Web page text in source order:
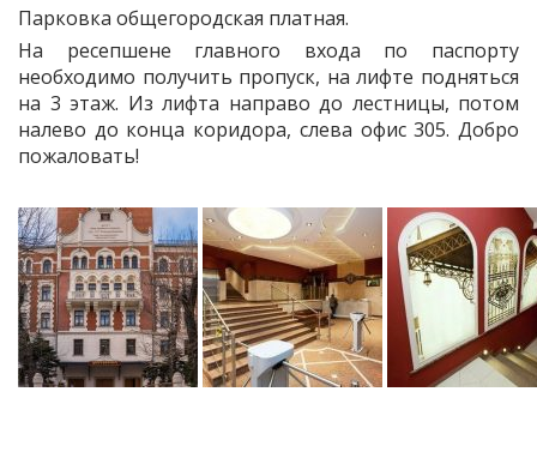
Парковка общегородская платная.
На ресепшене главного входа по паспорту
необходимо получить пропуск, на лифте подняться
на 3 этаж. Из лифта направо до лестницы, потом
налево до конца коридора, слева офис 305. Добро
пожаловать!